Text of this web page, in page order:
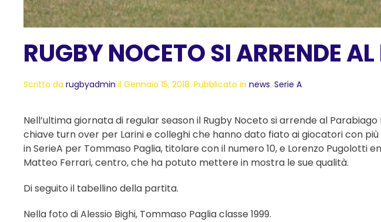
RUGBY NOCETO SI ARRENDE
Scritto da rugbyadmin il Gennaio 15, 2018. Pubblicato in news, Serie A.
Nell’ultima giornata di regular season il Rugby Noceto si arrende al
chiave turn over per Larini e colleghi che hanno dato fiato ai giocatori con
in SerieA per Tommaso Paglia, titolare con il numero 10, e Lorenzo
Matteo Ferrari, centro, che ha potuto mettere in mostra le sue qualità.
Di seguito il tabellino della partita.
Nella foto di Alessio Bighi, Tommaso Paglia classe 1999.